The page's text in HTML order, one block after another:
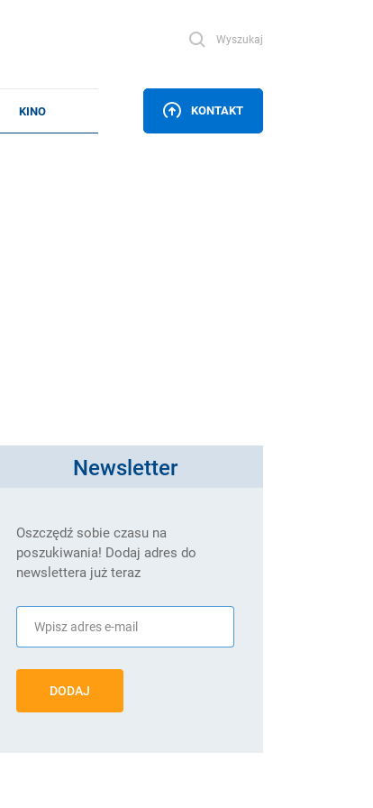
Wyszukaj
KONTAKT
Newsletter
Oszczędź sobie czasu na
poszukiwania! Dodaj adres do
newslettera już teraz
DODAJ